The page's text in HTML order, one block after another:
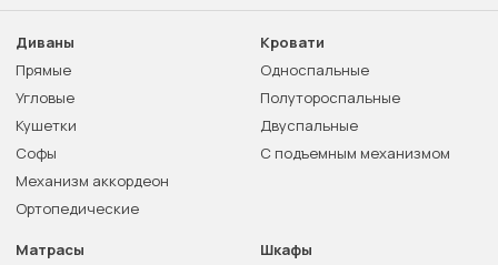
Диваны
Прямые
Угловые
Кушетки
Софы
Механизм аккордеон
Ортопедические
Кровати
Односпальные
Полутороспальные
Двуспальные
С подъемным механизмом
Матрасы
Шкафы